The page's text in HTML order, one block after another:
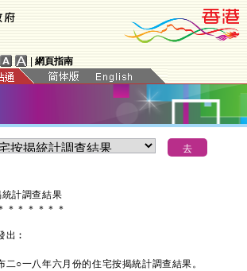
網頁指南
計調查結果
＊ ＊ ＊ ＊ ＊ ＊
出︰
○一八年六月份的住宅按揭統計調查結果。